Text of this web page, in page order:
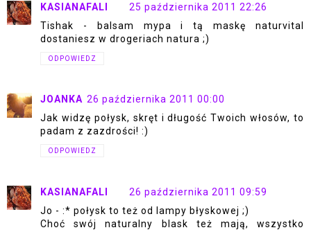
KASIANAFALI
25 października 2011 22:26
Tishak - balsam mypa i tą maskę naturvital
dostaniesz w drogeriach natura ;)
ODPOWIEDZ
JOANKA 26 października 2011 00:00
Jak widzę połysk, skręt i długość Twoich włosów, to
padam z zazdrości! :)
ODPOWIEDZ
KASIANAFALI
26 października 2011 09:59
Jo - :* połysk to też od lampy błyskowej ;)
Choć swój naturalny blask też mają, wszystko